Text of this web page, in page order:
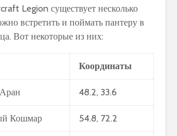
Legion существует несколько
встретить и поймать пантеру в
Вот некоторые из них:
Координаты
48.2, 33.6
Кошмар 54.8, 72.2